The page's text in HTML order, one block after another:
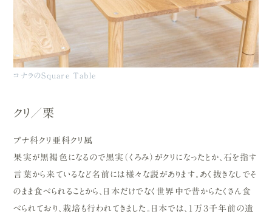
コナラのSquare Table
クリ／栗
ブナ科クリ亜科クリ属
果実が黒褐色になるので黒実（くろみ）がクリになったとか、石を指す
言葉から来ているなど名前には様々な説があります。あく抜きなしでそ
のまま食べられることから、日本だけでなく世界中で昔からたくさん食
べられており、栽培も行われてきました。日本では、１万３千年前の遺